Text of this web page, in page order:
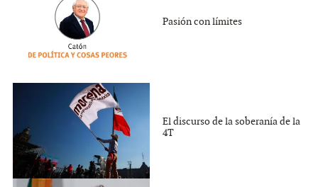
Pasión con límites
El discurso de la soberanía de la
4T